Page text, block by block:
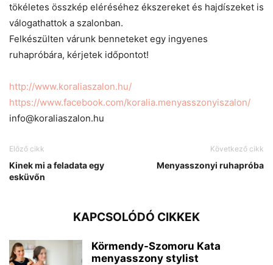
tökéletes összkép eléréséhez ékszereket és hajdíszeket is
válogathattok a szalonban.
Felkészülten várunk benneteket egy ingyenes
ruhapróbára, kérjetek időpontot!
http://www.koraliaszalon.hu/
https://www.facebook.com/koralia.menyasszonyiszalon/
info@koraliaszalon.hu
Előző cikk
Kinek mi a feladata egy
esküvőn
Következő cikk
Menyasszonyi ruhapróba
KAPCSOLÓDÓ CIKKEK
Körmendy-Szomoru Kata
menyasszony stylist